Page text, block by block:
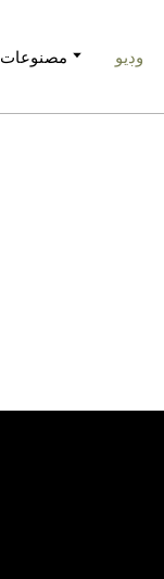
مصنوعات وڊيو